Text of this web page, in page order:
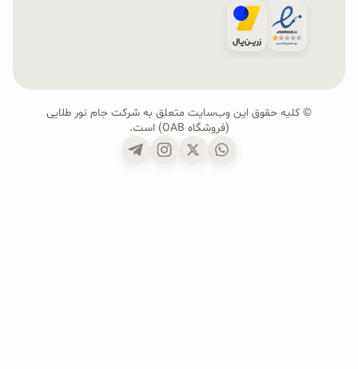
© کلیه حقوق این وب‌سایت متعلق به شرکت جام نور طلایی
(فروشگاه OAB) است.